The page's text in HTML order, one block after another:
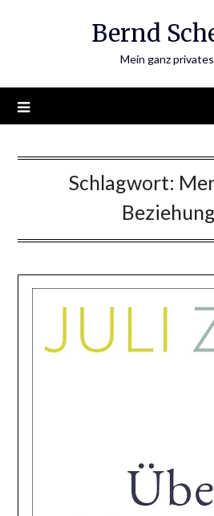
Bernd
Mein ganz
Schlagwort: